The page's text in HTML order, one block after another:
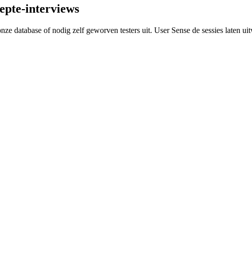
interviews
database of nodig zelf geworven testers uit. User Sense de sessies laten